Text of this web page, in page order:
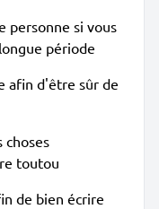
personne si vous
période
afin d'être sûr de
choses
toutou
de bien écrire